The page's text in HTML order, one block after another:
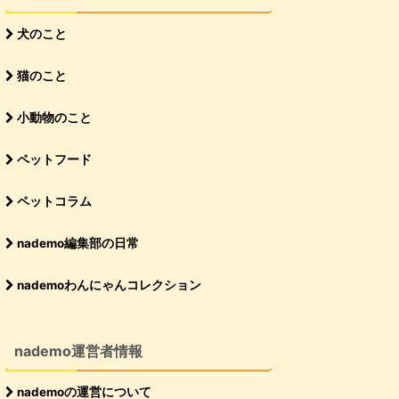
犬のこと
猫のこと
小動物のこと
ペットフード
ペットコラム
nademo編集部の日常
nademoわんにゃんコレクション
nademo運営者情報
nademoの運営について